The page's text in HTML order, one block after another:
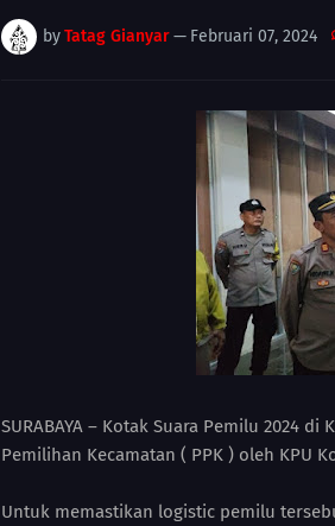
byTatag Gianyar— Februari 07, 2024
SURABAYA – Kotak Suara Pemilu 2024
Pemilihan Kecamatan ( PPK ) oleh KPU
Untuk memastikan logistic pemilu